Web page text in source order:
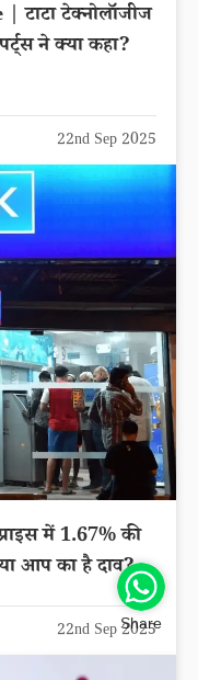
टाटा टेक्नोलॉजीज
ने क्या कहा?
22nd Sep 2025
में 1.67% की
आप का है दाव?
22nd Sep 2025
Share